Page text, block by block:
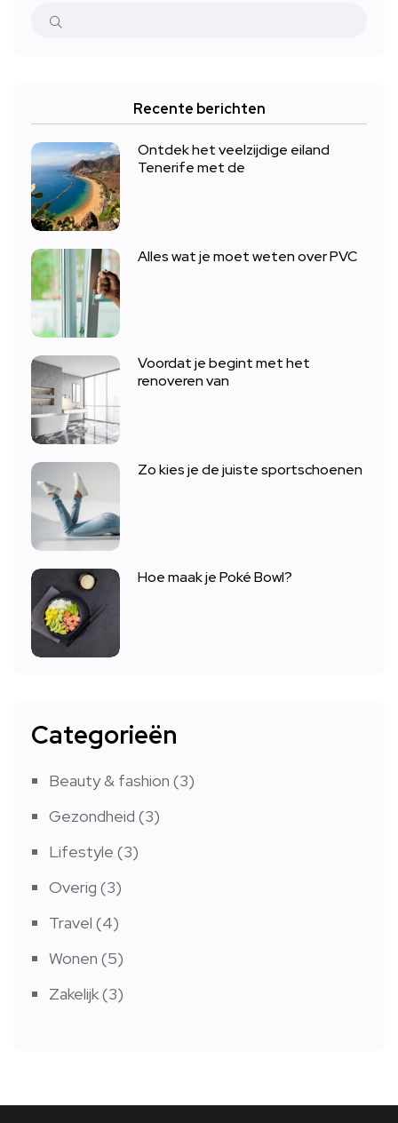
Recente berichten
Ontdek het veelzijdige eiland
Tenerife met de
Alles wat je moet weten over PVC
Voordat je begint met het
renoveren van
Zo kies je de juiste sportschoenen
Hoe maak je Poké Bowl?
Categorieën
Beauty & fashion (3)
Gezondheid (3)
Lifestyle (3)
Overig (3)
Travel (4)
Wonen (5)
Zakelijk(3)